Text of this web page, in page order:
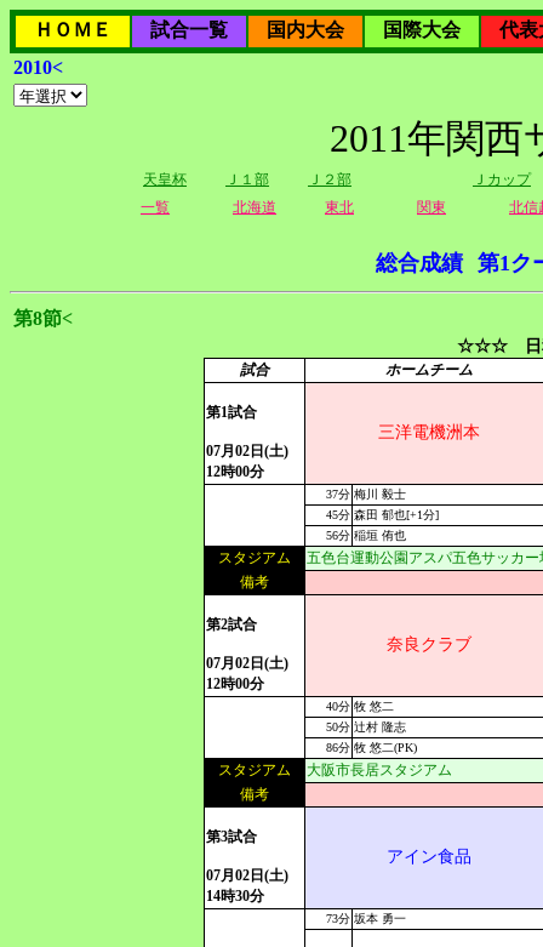
ＨＯＭＥ 試合一覧 国内大会 国際大会
代表
2010<
2011年関
天皇杯 Ｊ１部 Ｊ２部
Ｊカップ
一覧
北海道 東北 関東 北信
総合成績 第1ク
第8節<
☆☆☆ 日
試合 ホームチーム
第1試合
07月02日(土)
12時00分
三洋電機洲本
37分 梅川 毅士
45分 森田 郁也[+1分]
56分 稲垣 侑也
スタジアム
五色台運動公園アスパ五色サッカー
備考
第2試合
07月02日(土)
12時00分
奈良クラブ
40分 牧 悠二
50分 辻村 隆志
86分 牧 悠二(PK)
スタジアム
大阪市長居スタジアム
備考
第3試合
07月02日(土)
14時30分
アイン食品
73分 坂本 勇一